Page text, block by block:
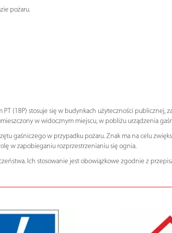
pożaru.
(18P) stosuje się w budynkach użyteczności publicznej,
w widocznym miejscu, w pobliżu urządzenia
gaśniczego w przypadku pożaru. Znak ma na celu
w zapobieganiu rozprzestrzenianiu się ognia.
Ich stosowanie jest obowiązkowe zgodnie z